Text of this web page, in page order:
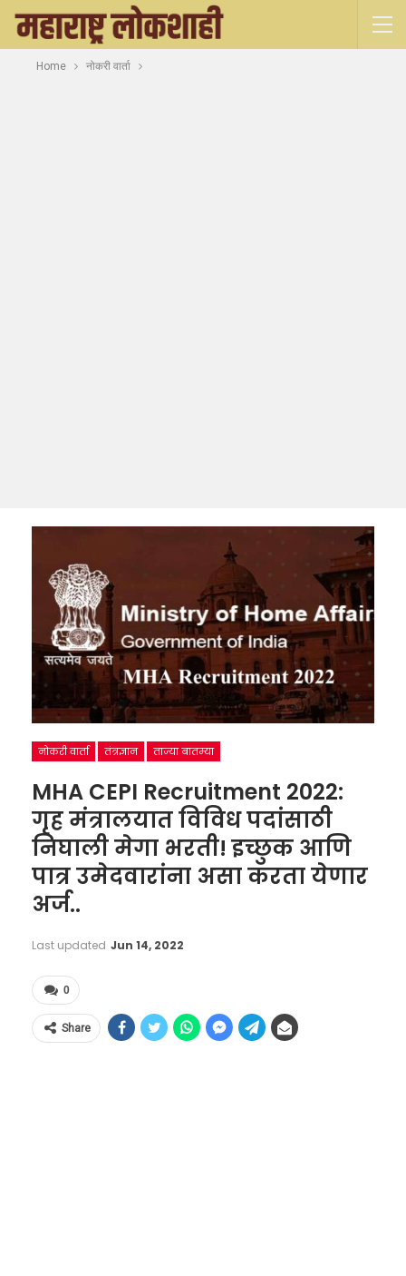
Home नोकरी वार्ता
नोकरी वार्ता तंत्रज्ञान ताज्या बातम्या
MHA CEPI Recruitment 2022:
गृह मंत्रालयात विविध पदांसाठी
निघाली मेगा भरती! इच्छुक आणि
पात्र उमेदवारांना असा करता येणार
अर्ज..
Last updated Jun 14, 2022
0
Share